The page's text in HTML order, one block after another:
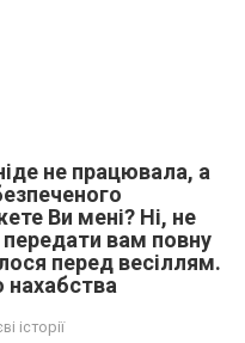
не працювала, а
Ви мені? Ні, не
вам повну
перед весіллям.
нахaбства
історії